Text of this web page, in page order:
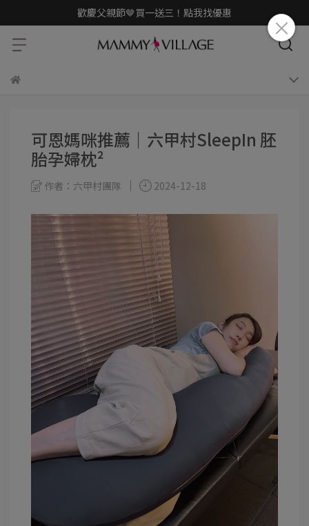
歡慶父親節🤎買一送三！點我找優惠
可恩媽咪推薦｜六甲村SleepIn 胚
胎孕婦枕²
作者：六甲村團隊 2024-12-18